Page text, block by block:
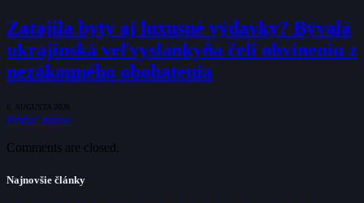
Zatajila byty aj luxusné výdavky? Bývalá
ukrajinská veľvyslankyňa čelí obvineniu z
nezákonného obohatenia
6. AUGUSTA 2026
Pridať názor
Comments are closed.
Najnovšie články